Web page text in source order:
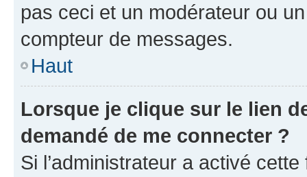
pas ceci et un modérateur ou
compteur de messages.
Haut
Lorsque je clique sur le lien
demandé de me connecter ?
Si l’administrateur a activé